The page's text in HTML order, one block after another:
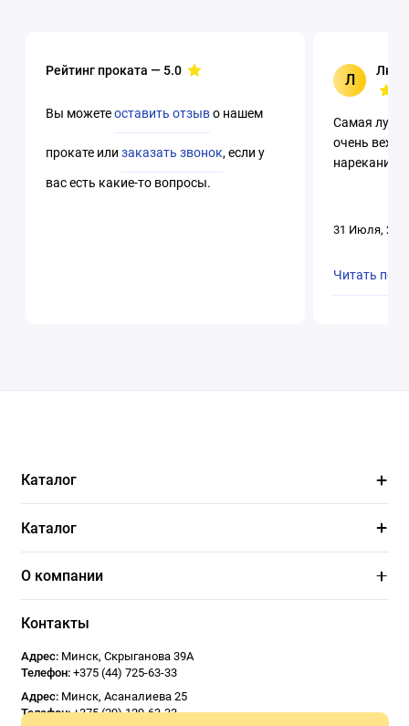
Рейтинг проката — 5.0
Вы можетеоставить отзыво нашем
прокате илизаказать звонок, если у
вас есть какие-то вопросы.
Л
Самая
очень
нареканий.
31 Июля,
Читать
Каталог
Каталог
О компании
Контакты
Адрес: Минск, Скрыганова 39А
Телефон: +375 (44) 725-63-33
Адрес: Минск, Асаналиева 25
Телефон: +375 (29) 129-63-33